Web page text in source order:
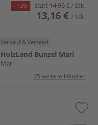
- 12% statt 14,95€/ Stk.
13,16 € / Stk.
Verkauf & Versand
HolzLand Bunzel Marl
Marl
25 weitere Händler